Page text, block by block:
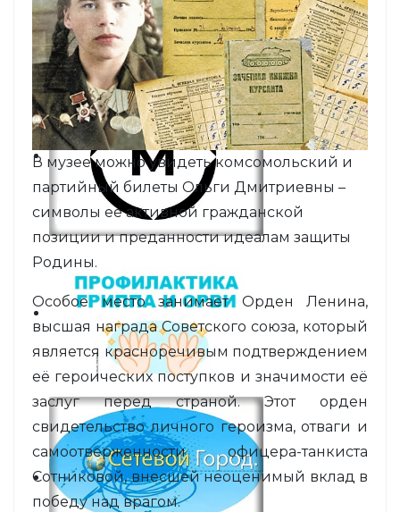
В музее можно увидеть комсомольский и
партийный билеты Ольги Дмитриевны –
символы её активной гражданской
позиции и преданности идеалам защиты
Родины.
Особое место занимает Орден Ленина,
высшая награда Советского союза, который
является красноречивым подтверждением
её героических поступков и значимости её
заслуг перед страной. Этот орден
свидетельство личного героизма, отваги и
самоотверженности офицера-танкиста
Сотниковой, внесшей неоценимый вклад в
победу над врагом.